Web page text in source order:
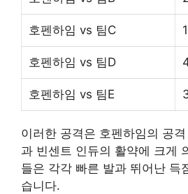
호펜하임 vs 팀C 1
호펜하임 vs 팀D
호펜하임 vs 팀E
이러한 공격은 호펜하임의 공
과 빈센트 인듀의 활약에 크게
들은 각각 빠른 발과 뛰어난 득
습니다.